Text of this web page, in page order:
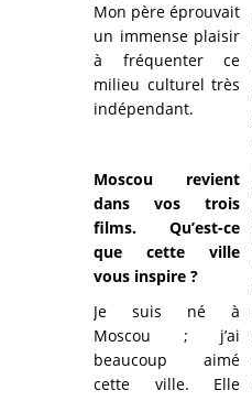
Mon père éprouvait
un immense plaisir
à fréquenter ce
milieu culturel très
indépendant.
Moscou revient
dans vos trois
films. Qu’est-ce
que cette ville
vous inspire ?
Je suis né à
Moscou ; j’ai
beaucoup aimé
cette ville. Elle